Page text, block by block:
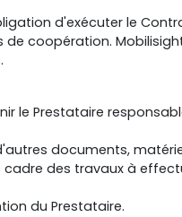
d'exécuter le
coopération.
le Prestataire
documents,
des travaux à
du Prestataire.